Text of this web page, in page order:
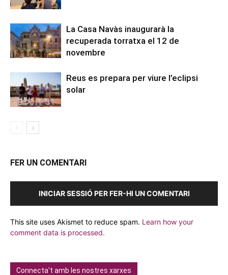
La Casa Navàs inaugurarà la
recuperada torratxa el 12 de
novembre
Reus es prepara per viure l’eclipsi
solar
FER UN COMENTARI
INICIAR SESSIÓ PER FER-HI UN COMENTARI
This site uses Akismet to reduce spam. Learn how your
comment data is processed.
Connecta't amb les nostres xarxes